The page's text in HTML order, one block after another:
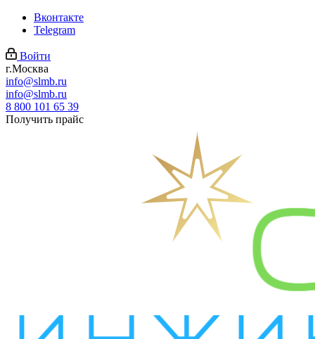
Вконтакте
Telegram
Войти
г.Москва
info@slmb.ru
info@slmb.ru
8 800 101 65 39
Получить прайс